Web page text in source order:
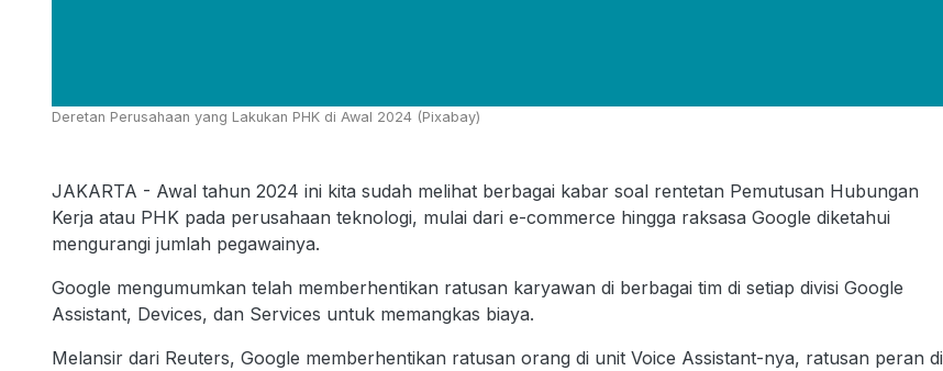
Deretan Perusahaan yang Lakukan PHK di Awal 2024 (Pixabay)
JAKARTA - Awal tahun 2024 ini kita sudah melihat berbagai kabar soal rentetan Pemutusan Hubungan
Kerja atau PHK pada perusahaan teknologi, mulai dari e-commerce hingga raksasa Google diketahui
mengurangi jumlah pegawainya.
Google mengumumkan telah memberhentikan ratusan karyawan di berbagai tim di setiap divisi Google
Assistant, Devices, dan Services untuk memangkas biaya.
Melansir dari Reuters, Google memberhentikan ratusan orang di unit Voice Assistant-nya, ratusan peran di